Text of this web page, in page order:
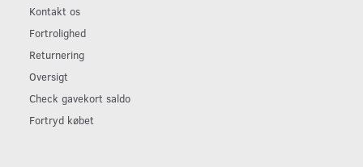
Kontakt os
Fortrolighed
Returnering
Oversigt
Check gavekort saldo
Fortryd købet